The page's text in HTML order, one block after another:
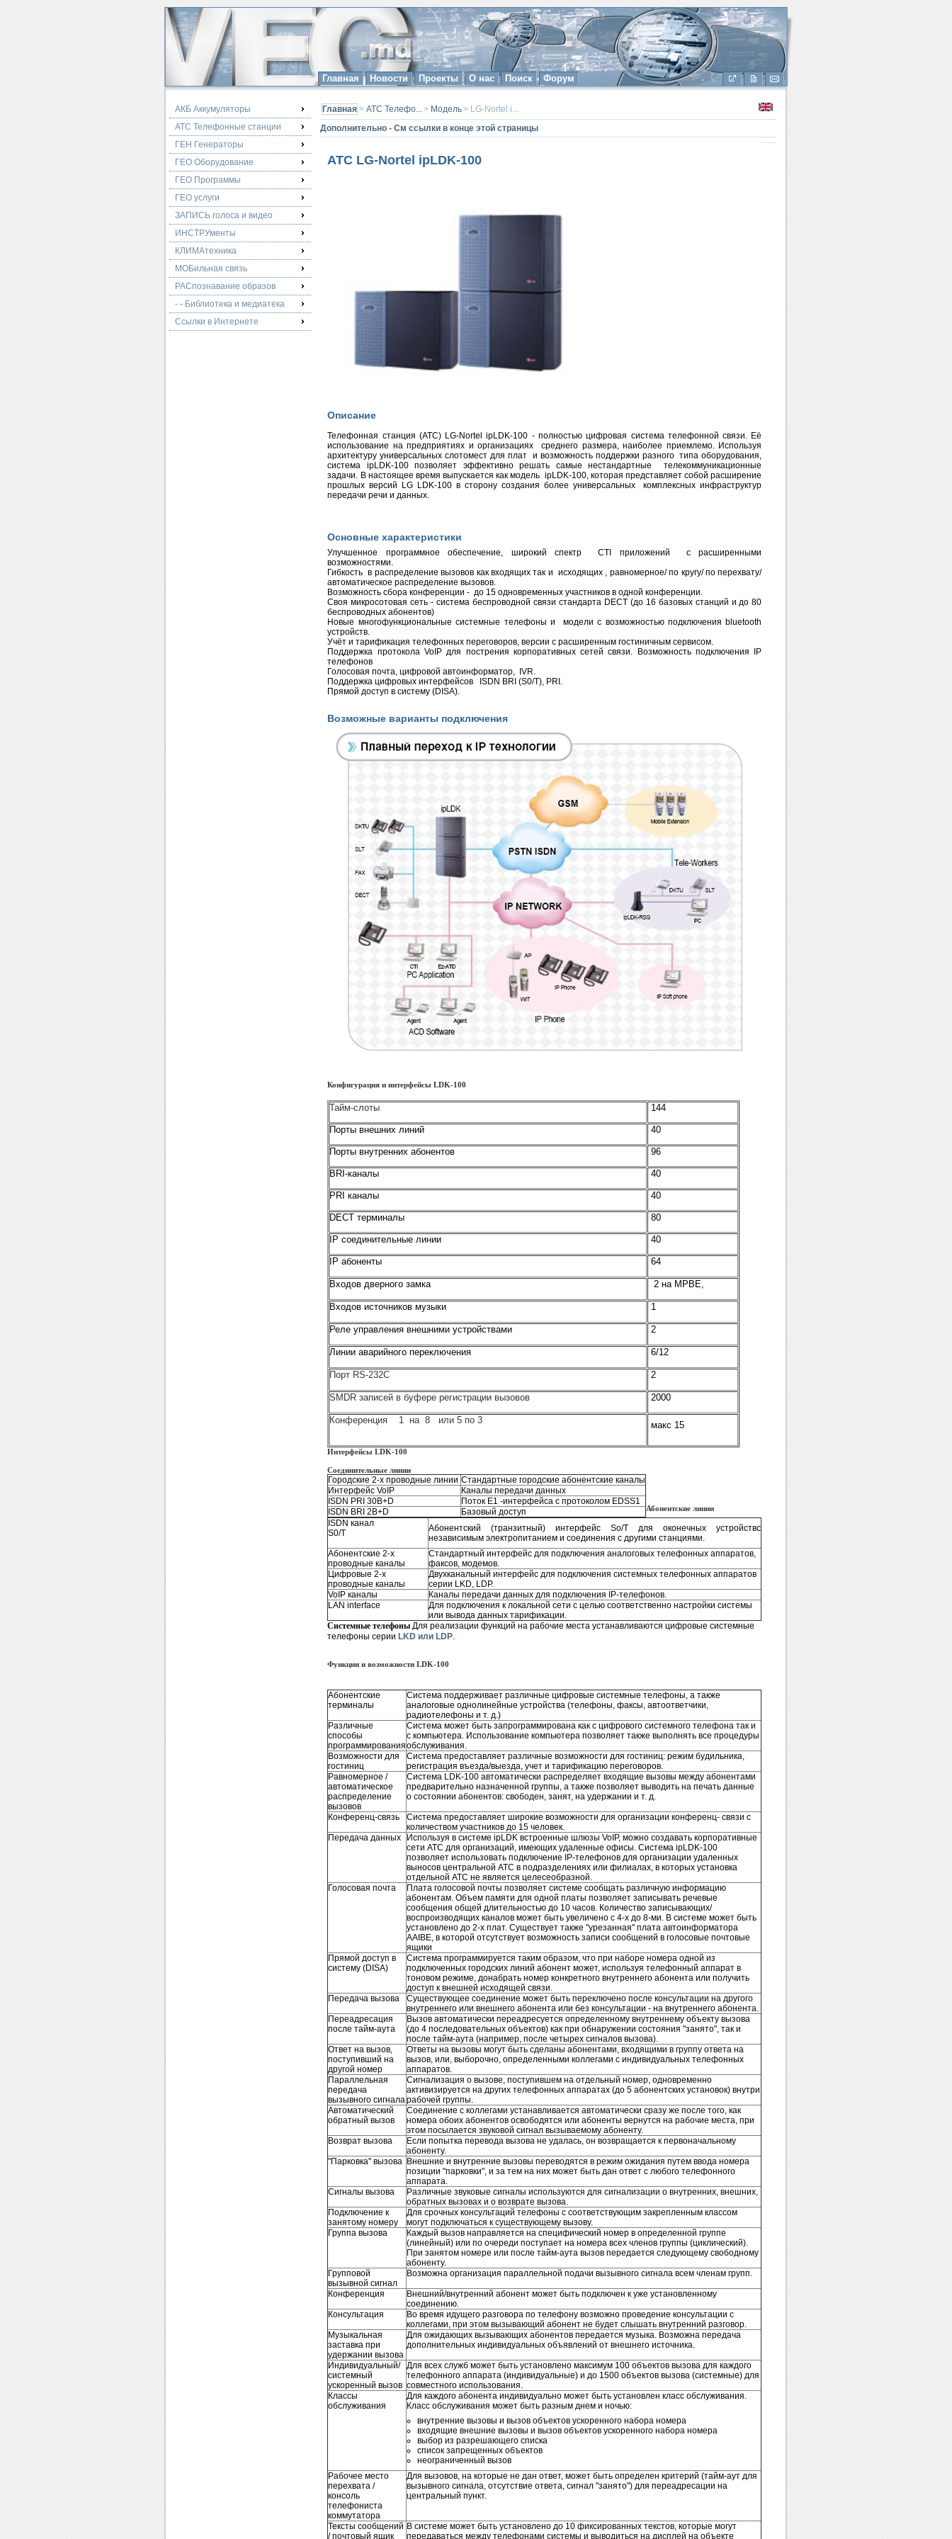
Главная Новости Проекты О нас Поиск Форум
АКБ Аккумуляторы
АТС Телефонные станции
ГЕН Генераторы
ГЕО Оборудование
ГЕО Программы
ГЕО услуги
ЗАПИСЬ голоса и видео
ИНСТРУменты
КЛИМАтехника
МОБильная связь
РАСпознавание образов
- - Библиотека и медиатека
Ссылки в Интернете
Главная >АТС Телефо...> Модель> LG-Nortel i...
Дополнительно - См ссылки в конце этой страницы
АТС LG-Nortel ipLDK-100
Описание
Телефонная станция (АТС) LG-Nortel ipLDK-100 - полностью цифровая система телефонной связи. Её
использование на предприятиях и организациях среднего размера, наиболее приемлемо. Используя
архитектуру универсальных слотомест для плат и возможность поддержки разного типа оборудования,
система ipLDK-100 позволяет эффективно решать самые нестандартные телекоммуникационные
задачи. В настоящее время выпускается как модель ipLDK-100, которая представляет собой расширение
прошлых версий LG LDK-100 в сторону создания более универсальных комплексных инфраструктур
передачи речи и данных.
Основные характеристики
Улучшенное программное обеспечение, широкий спектр CTI приложений с расширенными
возможностями.
Гибкость в распределение вызовов как входящих так и исходящих , равномерное/ по кругу/ по перехвату/
автоматическое распределение вызовов.
Возможность сбора конференции - до 15 одновременных участников в одной конференции.
Своя микросотовая сеть - система беспроводной связи стандарта DECT (до 16 базовых станций и до 80
беспроводных абонентов)
Новые многофункциональные системные телефоны и модели с возможностью подключения bluetooth
устройств.
Учёт и тарификация телефонных переговоров, версии с расширенным гостиничным сервисом.
Поддержка протокола VoIP для пострения корпоративных сетей связи. Возможность подключения IP
телефонов
Голосовая почта, цифровой автоинформатор, IVR.
Поддержка цифровых интерфейсов ISDN BRI (S0/T), PRI.
Прямой доступ в систему (DISA).
Возможные варианты подключения
Конфигурация и интерфейсы LDK-100
Тайм-слоты 144
Порты внешних линий 40
Порты внутренних абонентов 96
BRI-каналы 40
PRI каналы 40
DECT терминалы 80
IP соединительные линии 40
IP абоненты 64
Входов дверного замка 2 на MPBE,
Входов источников музыки 1
Реле управления внешними устройствами 2
Линии аварийного переключения 6/12
Порт RS-232C 2
SMDR записей в буфере регистрации вызовов 2000
Конференция 1 на 8 или 5 по 3 макс 15
Интерфейсы LDK-100
Соединительные линии
Городские 2-х проводные линии Стандартные городские абонентские каналы
Интерфейс VoIP
Каналы передачи данных
ISDN PRI 30B+D
Поток E1 -интерфейса с протоколом EDSS1
ISDN BRI 2B+D
Базовый доступ Абонентские линии
ISDN канал
S0/T
Абонентский (транзитный) интерфейс So/T для оконечных устройствс
независимым электропитанием и соединения с другими станциями.
Абонентские 2-х
проводные каналы
Стандартный интерфейс для подключения аналоговых телефонных аппаратов,
факсов, модемов.
Цифровые 2-х
проводные каналы
Двухканальный интерфейс для подключения системных телефонных аппаратов
серии LKD, LDP.
VoIP каналы
Каналы передачи данных для подключения IP-телефонов.
LAN interface
Для подключения к локальной сети с целью соответственно настройки системы
или вывода данных тарификации.
Системные телефоны Для реализации функций на рабочие места устанавливаются цифровые системные
телефоны серии LKD или LDP.
Функции и возможности LDK-100
Абонентские
терминалы
Система поддерживает различные цифровые системные телефоны, а также
аналоговые однолинейные устройства (телефоны, факсы, автоответчики,
радиотелефоны и т. д.)
Различные
способы
программирования
Система может быть запрограммирована как с цифрового системного телефона так и
с компьютера. Использование компьютера позволяет также выполнять все процедуры
обслуживания.
Возможности для
гостиниц
Система предоставляет различные возможности для гостиниц: режим будильника,
регистрация въезда/выезда, учет и тарификацию переговоров.
Равномерное /
автоматическое
распределение
вызовов
Система LDK-100 автоматически распределяет входящие вызовы между абонентами
предварительно назначенной группы, а также позволяет выводить на печать данные
о состоянии абонентов: свободен, занят, на удержании и т. д.
Конференц-связь
Система предоставляет широкие возможности для организации конференц- связи с
количеством участников до 15 человек.
Передача данных
Используя в системе ipLDK встроенные шлюзы VoIP, можно создавать корпоративные
сети АТС для организаций, имеющих удаленные офисы. Система ipLDK-100
позволяет использовать подключение IP-телефонов для организации удаленных
выносов центральной АТС в подразделениях или филиалах, в которых установка
отдельной АТС не является целесеобразной.
Голосовая почта
Плата голосовой почты позволяет системе сообщать различную информацию
абонентам. Объем памяти для одной платы позволяет записывать речевые
сообщения общей длительностью до 10 часов. Количество записывающих/
воспроизводящих каналов может быть увеличено с 4-х до 8-ми. В системе может быть
установлено до 2-х плат. Существует также "урезанная" плата автоинформатора
AAIBE, в которой отсутствует возможность записи сообщений в голосовые почтовые
ящики
Прямой доступ в
систему (DISA)
Система программируется таким образом, что при наборе номера одной из
подключенных городских линий абонент может, используя телефонный аппарат в
тоновом режиме, донабрать номер конкретного внутреннего абонента или получить
доступ к внешней исходящей связи.
Передача вызова
Существующее соединение может быть переключено после консультации на другого
внутреннего или внешнего абонента или без консультации - на внутреннего абонента.
Переадресация
после тайм-аута
Вызов автоматически переадресуется определенному внутреннему объекту вызова
(до 4 последовательных объектов) как при обнаружении состояния "занято", так и
после тайм-аута (например, после четырех сигналов вызова).
Ответ на вызов,
поступивший на
другой номер
Ответы на вызовы могут быть сделаны абонентами, входящими в группу ответа на
вызов, или, выборочно, определенными коллегами с индивидуальных телефонных
аппаратов.
Параллельная
передача
вызывного сигнала
Сигнализация о вызове, поступившем на отдельный номер, одновременно
активизируется на других телефонных аппаратах (до 5 абонентских установок) внутри
рабочей группы.
Автоматический
обратный вызов
Соединение с коллегами устанавливается автоматически сразу же после того, как
номера обоих абонентов освободятся или абоненты вернутся на рабочие места, при
этом посылается звуковой сигнал вызываемому абоненту.
Возврат вызова
Если попытка перевода вызова не удалась, он возвращается к первоначальному
абоненту.
"Парковка" вызова Внешние и внутренние вызовы переводятся в режим ожидания путем ввода номера
позиции "парковки", и за тем на них может быть дан ответ с любого телефонного
аппарата.
Сигналы вызова
Различные звуковые сигналы используются для сигнализации о внутренних, внешних,
обратных вызовах и о возврате вызова.
Подключение к
занятому номеру
Для срочных консультаций телефоны с соответствующим закрепленным классом
могут подключаться к существующему вызову.
Группа вызова
Каждый вызов направляется на специфический номер в определенной группе
(линейный) или по очереди поступает на номера всех членов группы (циклический).
При занятом номере или после тайм-аута вызов передается следующему свободному
абоненту.
Групповой
вызывной сигнал
Возможна организация параллельной подачи вызывного сигнала всем членам групп.
Конференция
Внешний/внутренний абонент может быть подключен к уже установленному
соединению.
Консультация
Во время идущего разговора по телефону возможно проведение консультации с
коллегами, при этом вызывающий абонент не будет слышать внутренний разговор.
Музыкальная
заставка при
удержании вызова
Для ожидающих вызывающих абонентов передается музыка. Возможна передача
дополнительных индивидуальных объявлений от внешнего источника.
Индивидуальный/
системный
ускоренный вызов
Для всех служб может быть установлено максимум 100 объектов вызова для каждого
телефонного аппарата (индивидуальные) и до 1500 объектов вызова (системные) для
совместного использования.
Классы
обслуживания
Для каждого абонента индивидуально может быть установлен класс обслуживания.
Класс обслуживания может быть разным днем и ночью:
внутренние вызовы и вызов объектов ускоренного набора номера
входящие внешние вызовы и вызов объектов ускоренного набора номера
выбор из разрешающего списка
список запрещенных объектов
неограниченный вызов
Рабочее место
перехвата /
консоль
телефониста
коммутатора
Для вызовов, на которые не дан ответ, может быть определен критерий (тайм-аут для
вызывного сигнала, отсутствие ответа, сигнал "занято") для переадресации на
центральный пункт.
Тексты сообщений
/ почтовый ящик
В системе может быть установлено до 10 фиксированных текстов, которые могут
передаваться между телефонами системы и выводиться на дисплей на объекте